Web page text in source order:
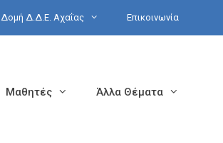
Δομή Δ.Δ.Ε. Αχαΐας Επικοινωνία
Μαθητές Άλλα Θέματα